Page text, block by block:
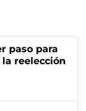
paso para
reelección